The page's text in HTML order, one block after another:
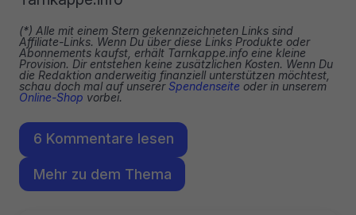
(*) Alle mit einem Stern gekennzeichneten Links sind
Affiliate-Links. Wenn Du über diese Links Produkte oder
Abonnements kaufst, erhält Tarnkappe.info eine kleine
Provision. Dir entstehen keine zusätzlichen Kosten. Wenn Du
die Redaktion anderweitig finanziell unterstützen möchtest,
schau doch mal auf unsererSpendenseite oder in unserem
Online-Shop vorbei.
6 Kommentare lesen
Mehr zu dem Thema